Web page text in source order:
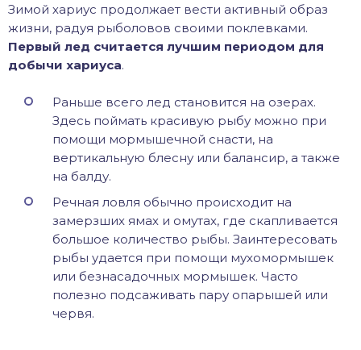
Зимой хариус продолжает вести активный образ
жизни, радуя рыболовов своими поклевками.
Первый лед считается лучшим периодом для
добычи хариуса.
Раньше всего лед становится на озерах.
Здесь поймать красивую рыбу можно при
помощи мормышечной снасти, на
вертикальную блесну или балансир, а также
на балду.
Речная ловля обычно происходит на
замерзших ямах и омутах, где скапливается
большое количество рыбы. Заинтересовать
рыбы удается при помощи мухомормышек
или безнасадочных мормышек. Часто
полезно подсаживать пару опарышей или
червя.